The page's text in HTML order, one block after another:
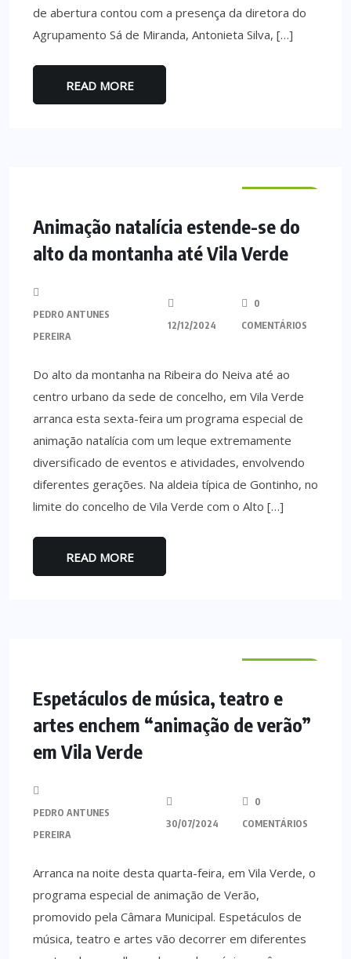
de abertura contou com a presença da diretora do
Agrupamento Sá de Miranda, Antonieta Silva, […]
READ MORE
Animação natalícia estende-se do
alto da montanha até Vila Verde
PEDRO ANTUNES
PEREIRA
12/12/2024
0
COMENTÁRIOS
Do alto da montanha na Ribeira do Neiva até ao
centro urbano da sede de concelho, em Vila Verde
arranca esta sexta-feira um programa especial de
animação natalícia com um leque extremamente
diversificado de eventos e atividades, envolvendo
diferentes gerações. Na aldeia típica de Gontinho, no
limite do concelho de Vila Verde com o Alto […]
READ MORE
Espetáculos de música, teatro e
artes enchem “animação de verão”
em Vila Verde
PEDRO ANTUNES
PEREIRA
30/07/2024
0
COMENTÁRIOS
Arranca na noite desta quarta-feira, em Vila Verde, o
programa especial de animação de Verão,
promovido pela Câmara Municipal. Espetáculos de
música, teatro e artes vão decorrer em diferentes